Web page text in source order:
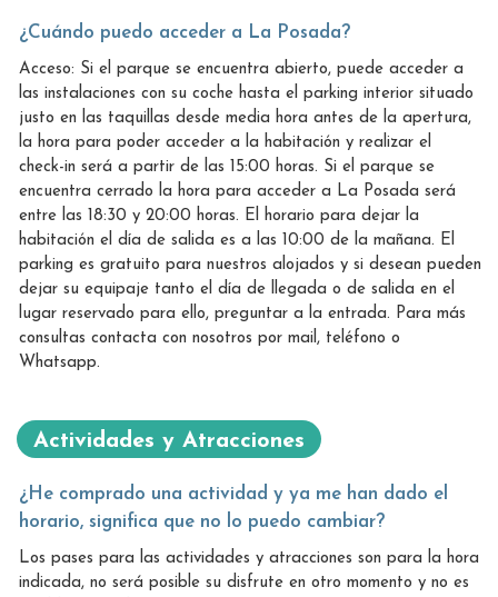
¿Cuándo puedo acceder a La Posada?
Acceso: Si el parque se encuentra abierto, puede acceder a
las instalaciones con su coche hasta el parking interior situado
justo en las taquillas desde media hora antes de la apertura,
la hora para poder acceder a la habitación y realizar el
check-in será a partir de las 15:00 horas. Si el parque se
encuentra cerrado la hora para acceder a La Posada será
entre las 18:30 y 20:00 horas. El horario para dejar la
habitación el día de salida es a las 10:00 de la mañana. El
parking es gratuito para nuestros alojados y si desean pueden
dejar su equipaje tanto el día de llegada o de salida en el
lugar reservado para ello, preguntar a la entrada. Para más
consultas contacta con nosotros por mail, teléfono o
Whatsapp.
Actividades y Atracciones
¿He comprado una actividad y ya me han dado el
horario, significa que no lo puedo cambiar?
Los pases para las actividades y atracciones son para la hora
indicada, no será posible su disfrute en otro momento y no es